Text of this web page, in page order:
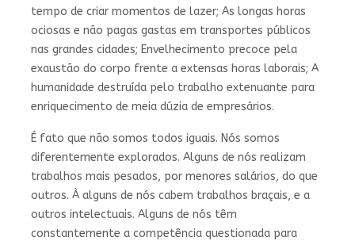
tempo de criar momentos de lazer; As longas horas
ociosas e não pagas gastas em transportes públicos
nas grandes cidades; Envelhecimento precoce pela
exaustão do corpo frente a extensas horas laborais; A
humanidade destruída pelo trabalho extenuante para
enriquecimento de meia dúzia de empresários.
É fato que não somos todos iguais. Nós somos
diferentemente explorados. Alguns de nós realizam
trabalhos mais pesados, por menores salários, do que
outros. À alguns de nós cabem trabalhos braçais, e a
outros intelectuais. Alguns de nós têm
constantemente a competência questionada para